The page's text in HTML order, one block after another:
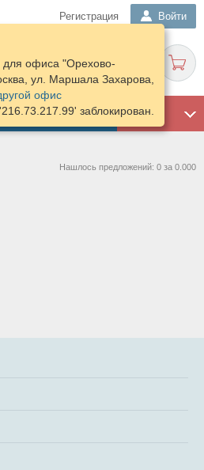
Регистрация Войти
ГАРАЖ
для офиса "Орехово-
ул. Маршала Захарова,
офис
заблокирован.
Нашлось предложений: 0 за 0.000